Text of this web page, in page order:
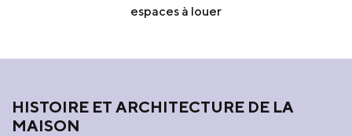
espaces à louer
HISTOIRE ET ARCHITECTURE DE LA
MAISON